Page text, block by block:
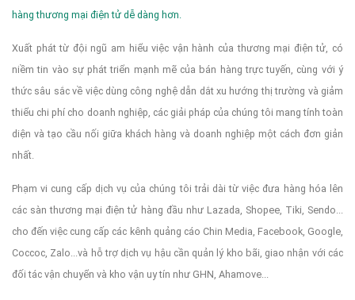
hàng thương mại điện tử dễ dàng hơn.
Xuất phát từ đội ngũ am hiểu việc vận hành của thương mại điện tử, có
niềm tin vào sự phát triển mạnh mẽ của bán hàng trực tuyến, cùng với ý
thức sâu sắc về việc dùng công nghệ dẫn dắt xu hướng thị trường và giảm
thiểu chi phí cho doanh nghiệp, các giải pháp của chúng tôi mang tính toàn
diện và tạo cầu nối giữa khách hàng và doanh nghiệp một cách đơn giản
nhất.
Phạm vi cung cấp dịch vụ của chúng tôi trải dài từ việc đưa hàng hóa lên
các sàn thương mại điện tử hàng đầu như Lazada, Shopee, Tiki, Sendo...
cho đến việc cung cấp các kênh quảng cáo Chin Media, Facebook, Google,
Coccoc, Zalo...và hỗ trợ dịch vụ hậu cần quản lý kho bãi, giao nhận với các
đối tác vận chuyển và kho vận uy tín như GHN, Ahamove...